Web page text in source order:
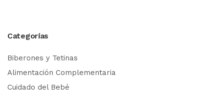
Categorías
Biberones y Tetinas
Alimentación Complementaria
Cuidado del Bebé